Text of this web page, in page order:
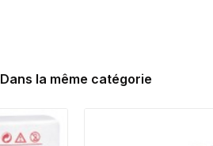
Dans la même catégorie